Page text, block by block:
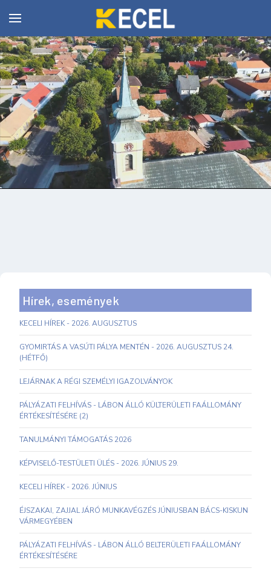
Hírek, események
KECELI HÍREK - 2026. AUGUSZTUS
GYOMIRTÁS A VASÚTI PÁLYA MENTÉN - 2026. AUGUSZTUS 24.
(HÉTFŐ)
LEJÁRNAK A RÉGI SZEMÉLYI IGAZOLVÁNYOK
PÁLYÁZATI FELHÍVÁS - LÁBON ÁLLÓ KÜLTERÜLETI FAÁLLOMÁNY
ÉRTÉKESÍTÉSÉRE (2)
TANULMÁNYI TÁMOGATÁS 2026
KÉPVISELŐ-TESTÜLETI ÜLÉS - 2026. JÚNIUS 29.
KECELI HÍREK - 2026. JÚNIUS
ÉJSZAKAI, ZAJJAL JÁRÓ MUNKAVÉGZÉS JÚNIUSBAN BÁCS-KISKUN
VÁRMEGYÉBEN
PÁLYÁZATI FELHÍVÁS - LÁBON ÁLLÓ BELTERÜLETI FAÁLLOMÁNY
ÉRTÉKESÍTÉSÉRE